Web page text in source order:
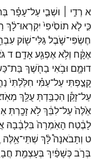
א רְדִ֣י ׀ וּשְׁבִ֣י עַל־עָפָ֗ר
כִּ֣י לֹ֤א תוֹסִ֙יפִי֙ יִקְרְאוּ־לָ֔ךְ
חֶשְׂפִּי־שֹׁ֛בֶלגַּלִּי־שׁ֖וֹק
אֶקָּ֔ח וְלֹ֥אאֶפְגַּ֖עאָדָֽם׃ ד
דוּמָ֛ם וּבֹ֥אִי בַחֹ֖שֶׁךְ בַּת־
קָצַ֣פְתִּי עַל־עַמִּ֗י חִלַּ֙לְתִּי֙
עַל־זָקֵ֕ן הִכְבַּ֥דְתְּעֻלֵּ֖ךְ מְאֹֽד׃
אֵ֙לֶּה֙עַל־לִבֵּ֔ךְלֹ֥אזָכַ֖רְתְּ
לָבֶ֔טַח הָאֹֽמְרָה֙ בִּלְבָ֔בָהּ
ט וְתָבֹאנָה֩לָּ֨ךְ שְׁתֵּי־אֵ֥לֶּה
בְּרֹ֣בכְּשָׁפַ֔יִךְ בְּעָצְמַ֥ת